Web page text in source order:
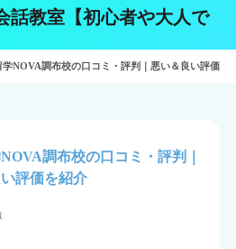
話教室【初心者や大人で
学NOVA調布校の口コミ・評判｜悪い＆良い評価を
調布校の口コミ・評判｜
評価を紹介